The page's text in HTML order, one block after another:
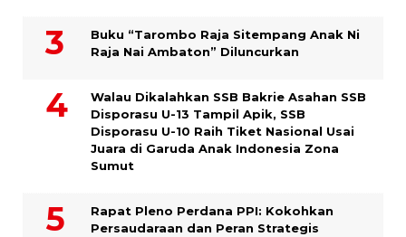
Buku “Tarombo Raja Sitempang Anak Ni
Raja Nai Ambaton” Diluncurkan
Walau Dikalahkan SSB Bakrie Asahan SSB
Disporasu U-13 Tampil Apik, SSB
Disporasu U-10 Raih Tiket Nasional Usai
Juara di Garuda Anak Indonesia Zona
Sumut
Rapat Pleno Perdana PPI: Kokohkan
Persaudaraan dan Peran Strategis